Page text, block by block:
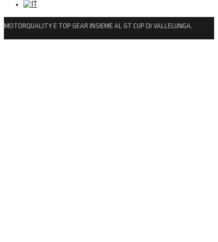
MOTORQUALITY E TOP GEAR INSIEME AL GT CUP DI VALLELUNGA.